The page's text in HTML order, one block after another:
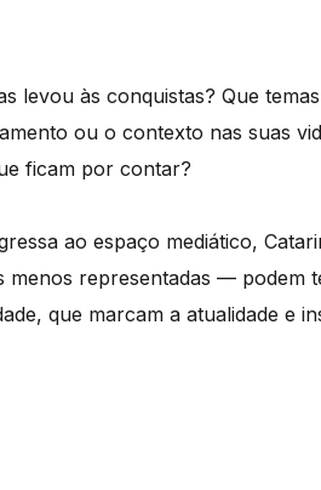
levou às conquistas? Que
ou o contexto nas suas
ficam por contar?
ao espaço mediático,
menos representadas — podem
que marcam a atualidade e